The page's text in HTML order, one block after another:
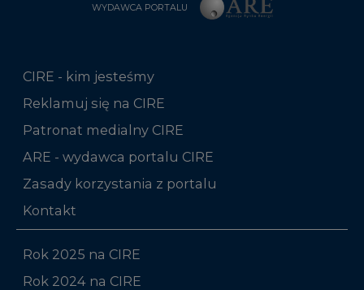
WYDAWCA PORTALU
CIRE - kim jesteśmy
Reklamuj się na CIRE
Patronat medialny CIRE
ARE - wydawca portalu CIRE
Zasady korzystania z portalu
Kontakt
Rok 2025 na CIRE
Rok 2024 na CIRE